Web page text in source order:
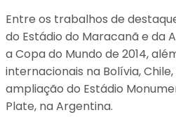
Entre os trabalhos de
do Estádio do Maracanã e da
a Copa do Mundo de 2014,
internacionais na Bolívia,
ampliação do Estádio
Plate, na Argentina.